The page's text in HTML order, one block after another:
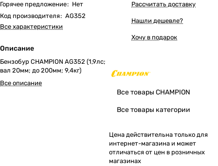
Горячее предложение: Нет
Код производителя: AG352
Все характеристики
Описание
Бензобур CHAMPION AG352 (1,9лс;
вал 20мм; до 200мм; 9,4кг)
Все описание
Рассчитать доставку
Нашли дешевле?
Хочу в подарок
Все товары CHAMPION
Все товары категории
Цена действительна только для
интернет-магазина и может
отличаться от цен в розничных
магазинах